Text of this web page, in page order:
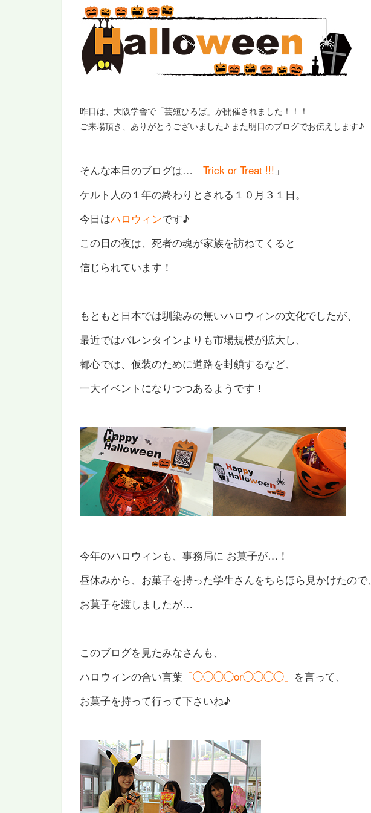
昨日は、大阪学舎で「芸短ひろば」が開催されました！！！
ご来場頂き、ありがとうございました♪ また明日のブログでお伝えします♪
そんな本日のブログは…「Trick or Treat !!! 」
ケルト人の１年の終わりとされる１０月３１日。
今日はハロウィンです♪
この日の夜は、死者の魂が家族を訪ねてくると
信じられています！
もともと日本では馴染みの無いハロウィンの文化でしたが、
最近ではバレンタインよりも市場規模が拡大し、
都心では、仮装のために道路を封鎖するなど、
一大イベントになりつつあるようです！
今年のハロウィンも、事務局に お菓子が…！
昼休みから、お菓子を持った学生さんをちらほら見かけたので、
お菓子を渡しましたが…
このブログを見たみなさんも、
ハロウィンの合い言葉 「◯◯◯◯or◯◯◯◯」 を言って、
お菓子を持って行って下さいね♪